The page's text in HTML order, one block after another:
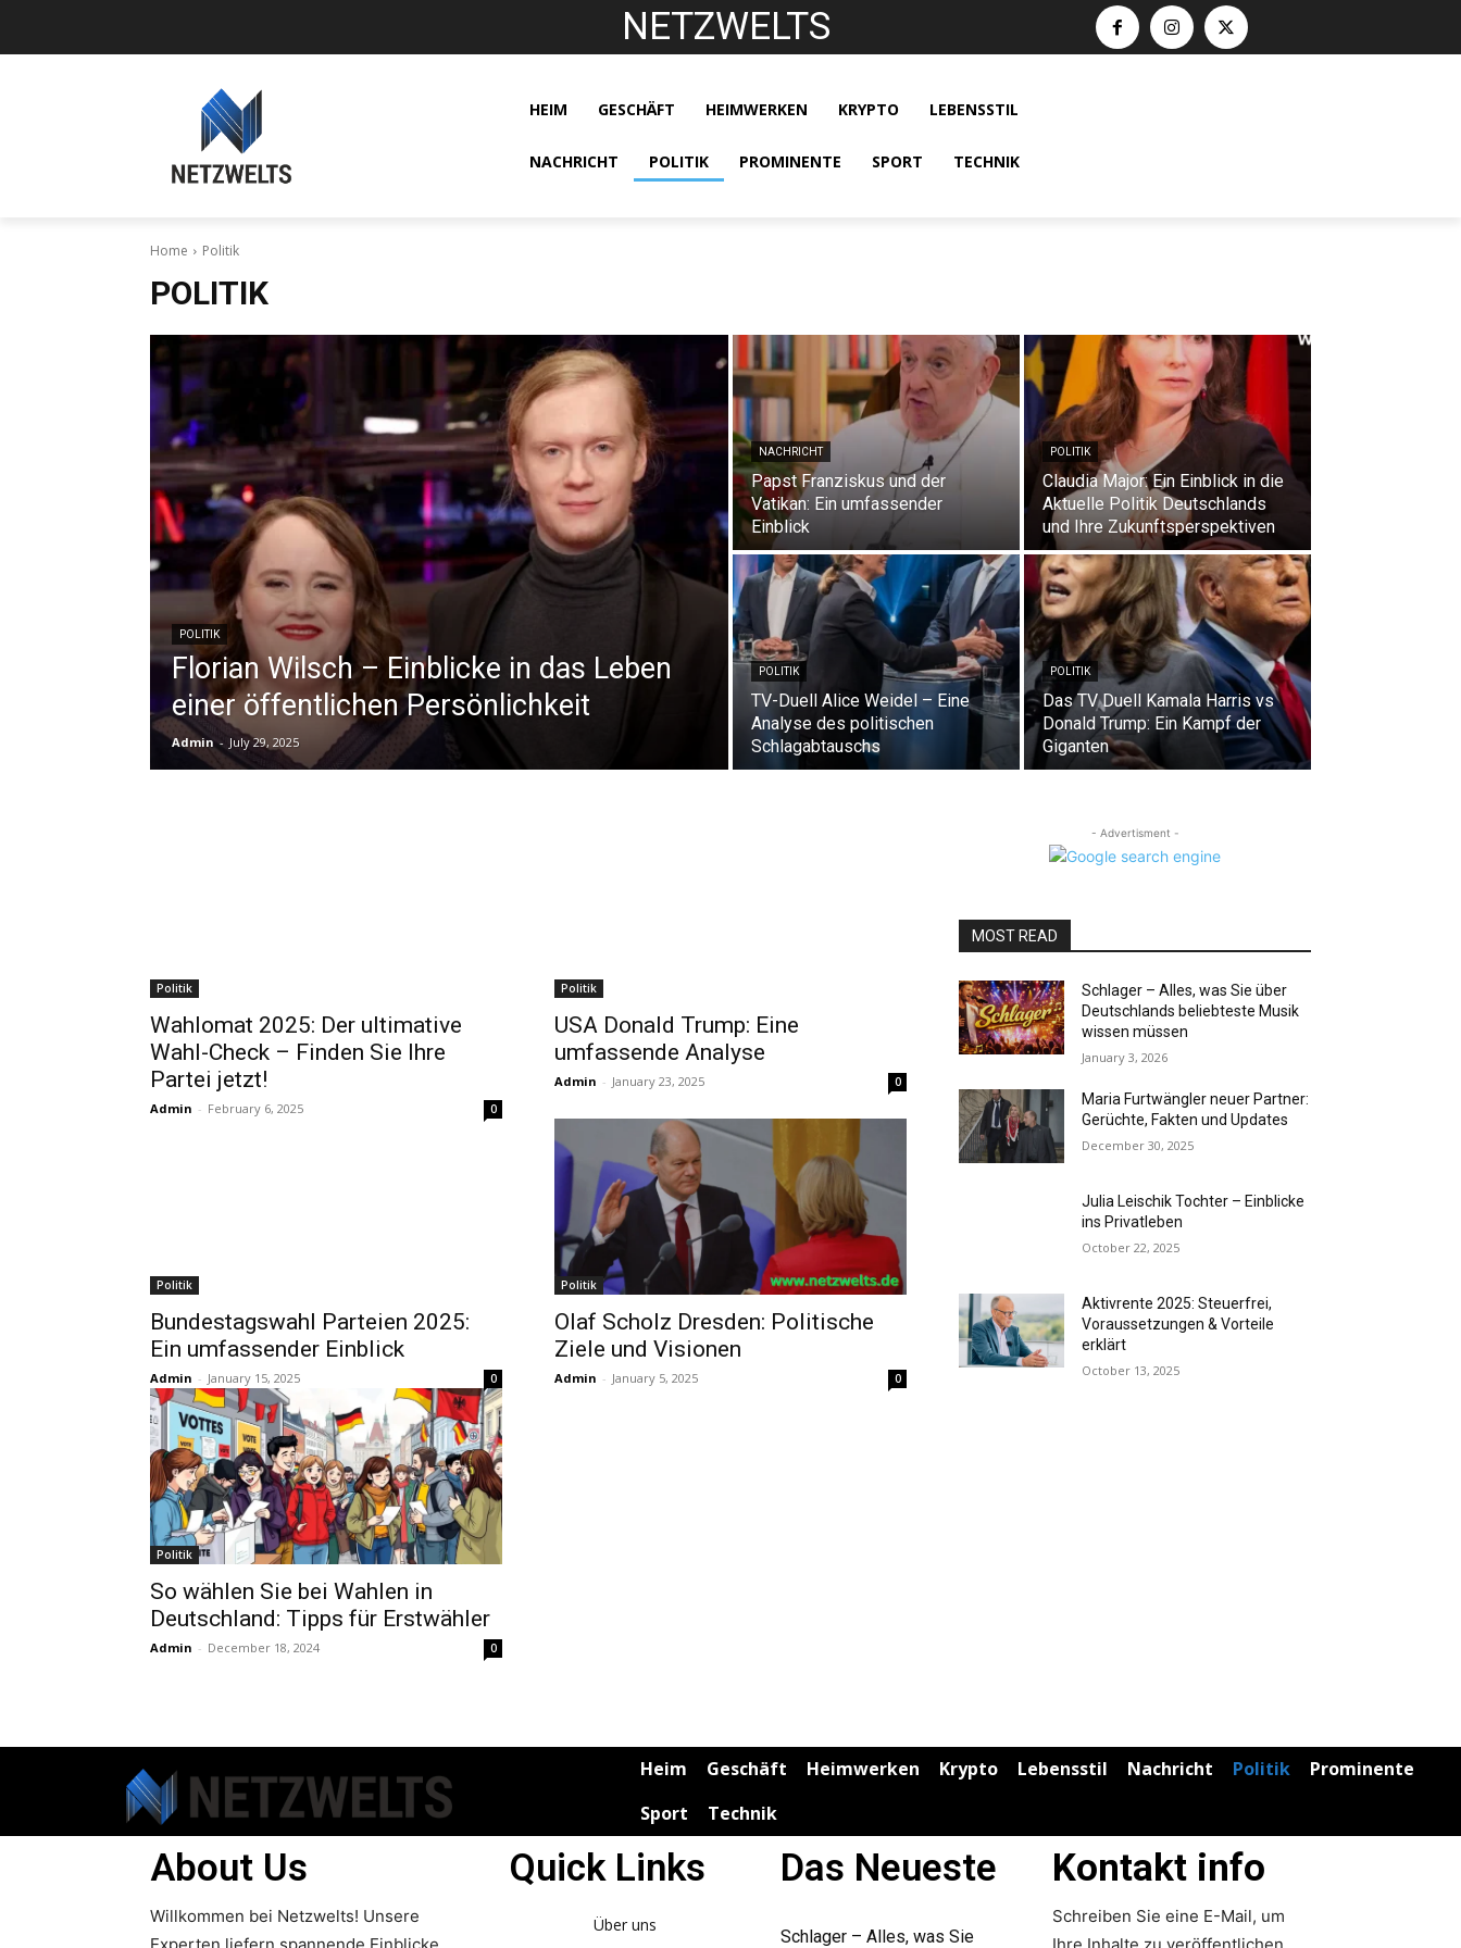
NETZWELTS
HEIM GESCHÄFT HEIMWERKEN KRYPTO LEBENSSTIL
NACHRICHT POLITIK PROMINENTE SPORT TECHNIK
Home Politik
POLITIK
POLITIK
Florian Wilsch – Einblicke in das Leben
einer öffentlichen Persönlichkeit
Admin - July 29, 2025
NACHRICHT
Papst Franziskus und der
Vatikan: Ein umfassender
Einblick
POLITIK
Claudia Major: Ein Einblick in die
Aktuelle Politik Deutschlands
und Ihre Zukunftsperspektiven
POLITIK
TV-Duell Alice Weidel – Eine
Analyse des politischen
Schlagabtauschs
POLITIK
Das TV Duell Kamala Harris vs
Donald Trump: Ein Kampf der
Giganten
Politik
Wahlomat 2025: Der ultimative
Wahl-Check – Finden Sie Ihre
Partei jetzt!
Admin - February 6, 2025 0
Politik
USA Donald Trump: Eine
umfassende Analyse
Admin - January 23, 2025 0
Politik
Bundestagswahl Parteien 2025:
Ein umfassender Einblick
Admin - January 15, 2025 0
Politik
Olaf Scholz Dresden: Politische
Ziele und Visionen
Admin - January 5, 2025 0
Politik
So wählen Sie bei Wahlen in
Deutschland: Tipps für Erstwähler
Admin - December 18, 2024 0
- Advertisment -
MOST READ
Schlager – Alles, was Sie über
Deutschlands beliebteste Musik
wissen müssen
January 3, 2026
Maria Furtwängler neuer Partner:
Gerüchte, Fakten und Updates
December 30, 2025
Julia Leischik Tochter – Einblicke
ins Privatleben
October 22, 2025
Aktivrente 2025: Steuerfrei,
Voraussetzungen & Vorteile
erklärt
October 13, 2025
Heim Geschäft Heimwerken Krypto Lebensstil Nachricht Politik
Prominente
Sport
Technik
About Us
Willkommen bei Netzwelts! Unsere
Quick Links
Über uns
Das Neueste
Schlager – Alles, was Sie
Kontakt info
Schreiben Sie eine E-Mail, um